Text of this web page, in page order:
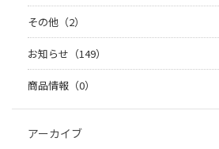
その他（2）
お知らせ（149）
商品情報（0）
アーカイブ